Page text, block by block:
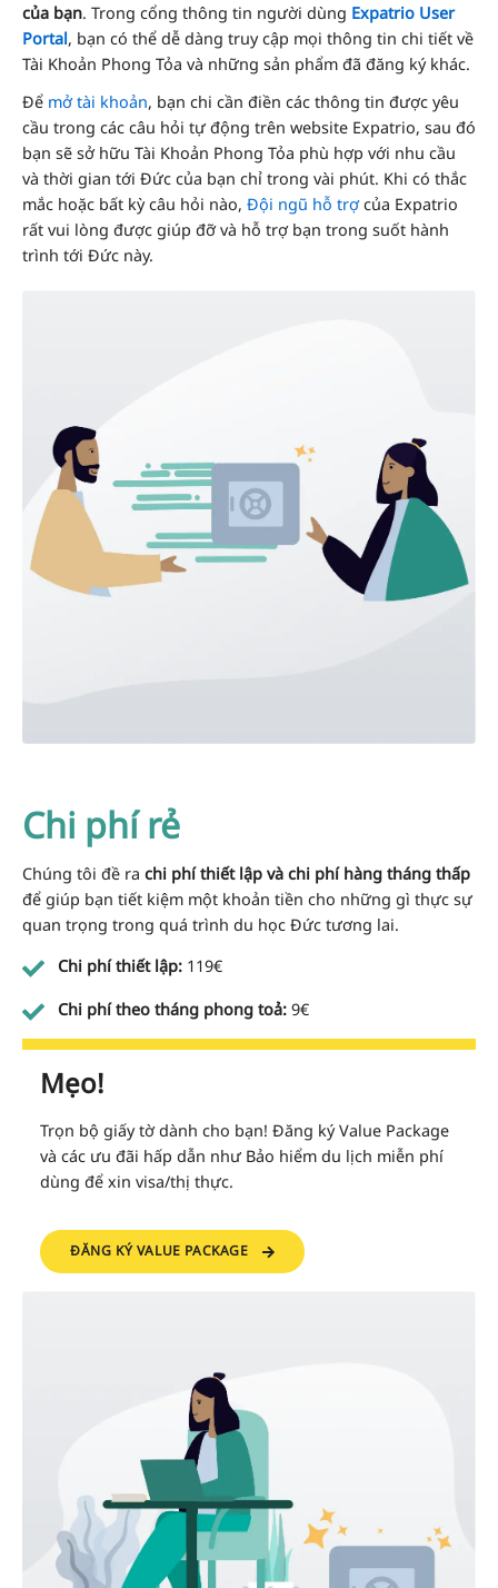
của bạn. Trong cổng thông tin người dùng Expatrio User
Portal, bạn có thể dễ dàng truy cập mọi thông tin chi tiết về
Tài Khoản Phong Tỏa và những sản phẩm đã đăng ký khác.
Để mở tài khoản, bạn chi cần điền các thông tin được yêu
cầu trong các câu hỏi tự động trên website Expatrio, sau đó
bạn sẽ sở hữu Tài Khoản Phong Tỏa phù hợp với nhu cầu
và thời gian tới Đức của bạn chỉ trong vài phút. Khi có thắc
mắc hoặc bất kỳ câu hỏi nào, Đội ngũ hỗ trợcủa Expatrio
rất vui lòng được giúp đỡ và hỗ trợ bạn trong suốt hành
trình tới Đức này.
Chi phí rẻ
Chúng tôi đề ra chi phí thiết lập và chi phí hàng tháng thấp
để giúp bạn tiết kiệm một khoản tiền cho những gì thực sự
quan trọng trong quá trình du học Đức tương lai.
Chi phí thiết lập: 119€
Chi phí theo tháng phong toả: 9€
Mẹo!
Trọn bộ giấy tờ dành cho bạn! Đăng ký Value Package
và các ưu đãi hấp dẫn như Bảo hiểm du lịch miễn phí
dùng để xin visa/thị thực.
ĐĂNG KÝ VALUE PACKAGE